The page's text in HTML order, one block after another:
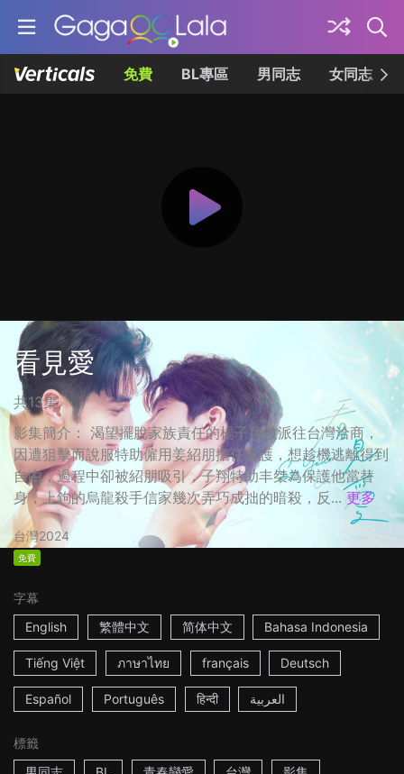
免費 BL專區 男同志 女同志
看見愛
共13集
影集簡介： 渴望擺脫家族責任的楊子翔被派往台灣洽商，
因遭狙擊而說服特助僱用姜紹朋擔任看護，想趁機逃離得到
自由，過程中卻被紹朋吸引，子翔特助丰桀為保護他當替
身，上鉤的烏龍殺手信家幾次弄巧成拙的暗殺，反... 更多
台灣2024
免費
字幕
English
繁體中文 简体中文 Bahasa Indonesia
Tiếng Việt ภาษาไทย français Deutsch
Español Português हिन्दी العربية
標籤